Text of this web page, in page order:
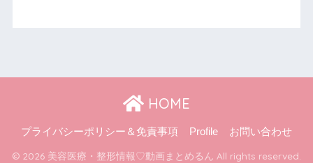
HOME
プライバシーポリシー＆免責事項 Profile お問い合わせ
© 2026 美容医療・整形情報♡動画まとめるん All rights reserved.